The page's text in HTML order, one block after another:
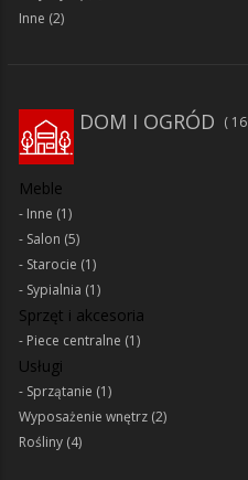
Inne (2)
DOM I OGRÓD 16
Meble
Inne (1)
Salon (5)
Starocie (1)
Sypialnia (1)
Sprzęt i akcesoria
Piece centralne (1)
Usługi
Sprzątanie (1)
Wyposażenie wnętrz (2)
Rośliny (4)